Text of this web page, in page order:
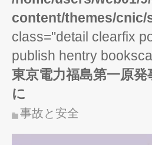
content/themes/
class="detail clearfix
publish hentry
東京電力福島第一原
に
事故と安全